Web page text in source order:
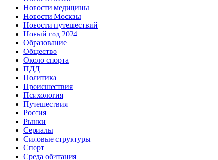
Новости медицины
Новости Москвы
Новости путешествий
Новый год 2024
Образование
Общество
Около спорта
ПДД
Политика
Происшествия
Психология
Путешествия
Россия
Рынки
Сериалы
Силовые структуры
Спорт
Среда обитания